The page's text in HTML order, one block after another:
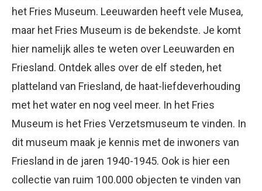
het Fries Museum. Leeuwarden heeft vele Musea,
maar het Fries Museum is de bekendste. Je komt
hier namelijk alles te weten over Leeuwarden en
Friesland. Ontdek alles over de elf steden, het
platteland van Friesland, de haat-liefdeverhouding
met het water en nog veel meer. In het Fries
Museum is het Fries Verzetsmuseum te vinden. In
dit museum maak je kennis met de inwoners van
Friesland in de jaren 1940-1945. Ook is hier een
collectie van ruim 100.000 objecten te vinden van